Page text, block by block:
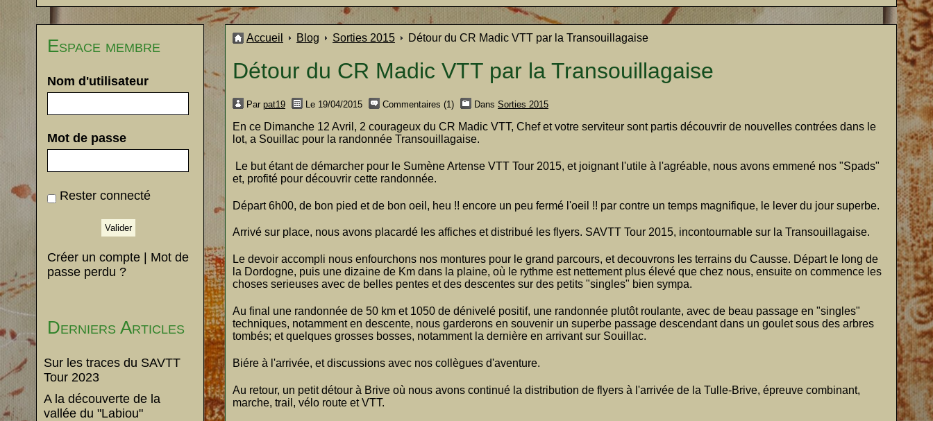
Espace membre
Nom d'utilisateur
Mot de passe
Rester connecté
Créer un compte
Mot de
passe perdu ?
Derniers Articles
Sur les traces du SAVTT
Tour 2023
A la découverte de la
vallée du "Labiou"
Accueil Blog Sorties 2015 Détour du CR Madic VTT par la Transouillagaise
Détour du CR Madic VTT par la Transouillagaise
Par pat19 Le 19/04/2015 Commentaires (1) Dans Sorties 2015
En ce Dimanche 12 Avril, 2 courageux du CR Madic VTT, Chef et votre serviteur sont partis découvrir de nouvelles contrées dans le
lot, a Souillac pour la randonnée Transouillagaise.
Le but étant de démarcher pour le Sumène Artense VTT Tour 2015, et joignant l'utile à l'agréable, nous avons emmené nos "Spads"
et, profité pour découvrir cette randonnée.
Départ 6h00, de bon pied et de bon oeil, heu !! encore un peu fermé l'oeil !! par contre un temps magnifique, le lever du jour superbe.
Arrivé sur place, nous avons placardé les affiches et distribué les flyers. SAVTT Tour 2015, incontournable sur la Transouillagaise.
Le devoir accompli nous enfourchons nos montures pour le grand parcours, et decouvrons les terrains du Causse. Départ le long de
la Dordogne, puis une dizaine de Km dans la plaine, où le rythme est nettement plus élevé que chez nous, ensuite on commence les
choses serieuses avec de belles pentes et des descentes sur des petits "singles" bien sympa.
Au final une randonnée de 50 km et 1050 de dénivelé positif, une randonnée plutôt roulante, avec de beau passage en "singles"
techniques, notamment en descente, nous garderons en souvenir un superbe passage descendant dans un goulet sous des arbres
tombés; et quelques grosses bosses, notamment la dernière en arrivant sur Souillac.
Biére à l'arrivée, et discussions avec nos collègues d'aventure.
Au retour, un petit détour à Brive où nous avons continué la distribution de flyers à l'arrivée de la Tulle-Brive, épreuve combinant,
marche, trail, vélo route et VTT.